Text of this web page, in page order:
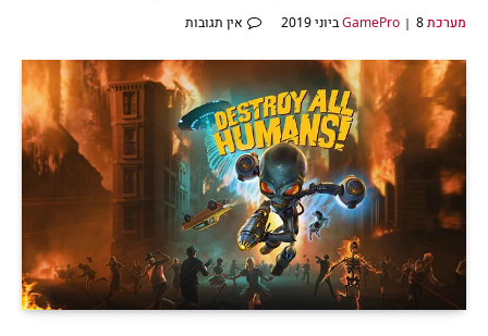
מערכת GamePro8 ביוני 2019 אין תגובות